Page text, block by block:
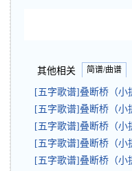
其他相关 简谱/曲谱
[五字歌谱]叠断桥（小
[五字歌谱]叠断桥（小
[五字歌谱]叠断桥（小
[五字歌谱]叠断桥（小
[五字歌谱]叠断桥（小